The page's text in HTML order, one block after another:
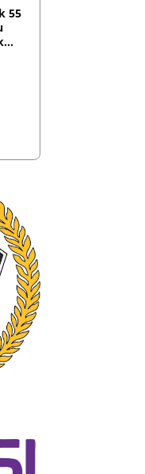
55